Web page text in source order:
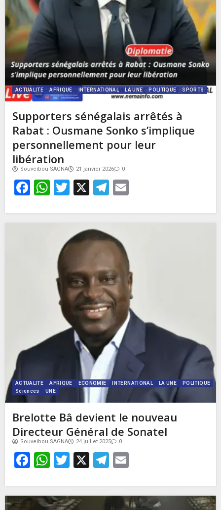
ACTUALITE AFRIQUE INTERNATIONAL LA UNE POLITIQUE SPORTS
Supporters sénégalais arrêtés à
Rabat : Ousmane Sonko s’implique
personnellement pour leur
libération
Souveibou SAGNA 21 janvier 2026 0
Facebook
WhatsApp
Twitter
X Telegram
ACTUALITE AFRIQUE ECONOMIE INTERNATIONAL LA UNE
POLITIQUE
Sciences
UNE
Brelotte Bâ devient le nouveau
Directeur Général de Sonatel
Souveibou SAGNA 24 juillet 2025 0
Facebook
WhatsApp
Twitter
X Telegram